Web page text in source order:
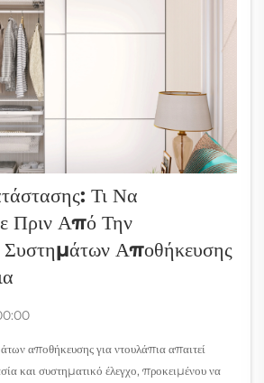
Τι Να
Πριν Από Την
Συστημάτων Αποθήκευσης
αποθήκευσης για ντουλάπια απαιτεί
και συστηματικό έλεγχο, προκειμένου να